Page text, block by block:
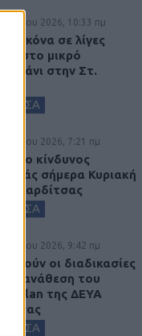
2026, 10:33 πμ
εικόνα σε λίγες
στο μικρό
στην Στ.
2026, 7:21 πμ
ο κίνδυνος
σήμερα Κυριακή
Ν. Καρδίτσας
2026, 9:42 πμ
οι διαδικασίες
ανάθεση του
της ΔΕΥΑ